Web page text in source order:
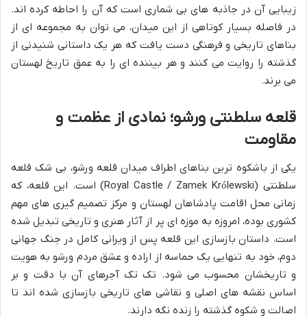
زیبایی آن در جاذبه های بی شماری است که آن را احاطه کرده اند.
در فاصله بسیار کوتاهی از این میدان، می توان به مجموعه ای از
بناهای تاریخی و فرهنگی دست یافت که هر یک داستانی شنیدنی از
گذشته را روایت می کنند و هر بیننده ای را به عمق تاریخ لهستان
می برند.
قلعه سلطنتی ورشو؛ نمادی از عظمت و
مقاومت
یکی از باشکوه ترین بناهای اطراف میدان قلعه ورشو، بی شک قلعه
سلطنتی (Royal Castle / Zamek Królewski) است. این قلعه، که
زمانی محل اقامت پادشاهان لهستان و مرکز تصمیم گیری های مهم
کشوری بوده، امروزه به موزه ای پر از آثار هنری و تاریخی تبدیل شده
است. داستان بازسازی این قلعه پس از ویرانی کامل در جنگ جهانی
دوم، خود به تنهایی یک حماسه از اراده و عشق مردم ورشو به هویت
و تاریخشان محسوب می شود. تک تک آجرهای آن با دقت و بر
اساس نقشه های اصلی و نقاشی های تاریخی بازسازی شده اند تا
اصالت و شکوه گذشته را زنده نگه دارند.